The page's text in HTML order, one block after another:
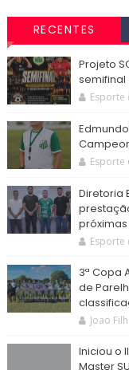
RECENTES
Projeto
semifinal
Esporte
Esporte
Diretoria
Esporte
3ª Copa
de
Joao
Iniciou o
Master